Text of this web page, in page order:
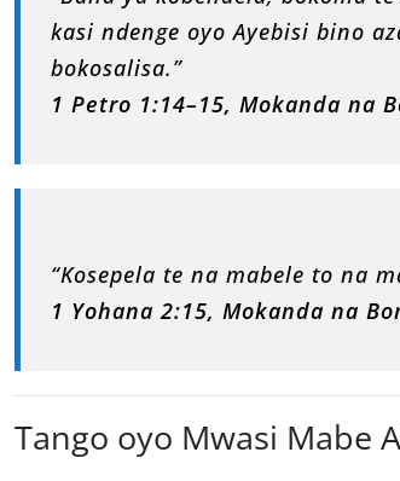
kasi ndenge oyo Ayebisi bino
bokosalisa.”
1 Petro 1:14–15, Mokanda na
“Kosepela te na mabele to na
1 Yohana 2:15, Mokanda na
Tango oyo Mwasi Mabe